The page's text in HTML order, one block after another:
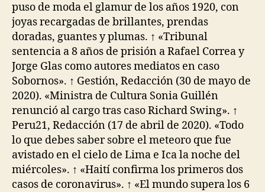
puso de moda el glamur de los años 1920, con
joyas recargadas de brillantes, prendas
doradas, guantes y plumas. ↑ «Tribunal
sentencia a 8 años de prisión a Rafael Correa y
Jorge Glas como autores mediatos en caso
Sobornos». ↑ Gestión, Redacción (30 de mayo de
2020). «Ministra de Cultura Sonia Guillén
renunció al cargo tras caso Richard Swing». ↑
Peru21, Redacción (17 de abril de 2020). «Todo
lo que debes saber sobre el meteoro que fue
avistado en el cielo de Lima e Ica la noche del
miércoles». ↑ «Haití confirma los primeros dos
casos de coronavirus». ↑ «El mundo supera los 6